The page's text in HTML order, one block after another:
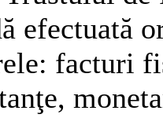
efectuată
facturi